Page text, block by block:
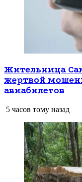
Жительница
жертвой
авиабилетов
5 часов тому назад